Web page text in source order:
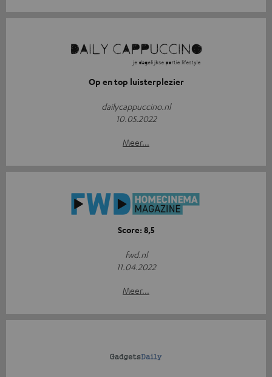
Op en top luisterplezier
dailycappuccino.nl
10.05.2022
Meer...
Score: 8,5
fwd.nl
11.04.2022
Meer...